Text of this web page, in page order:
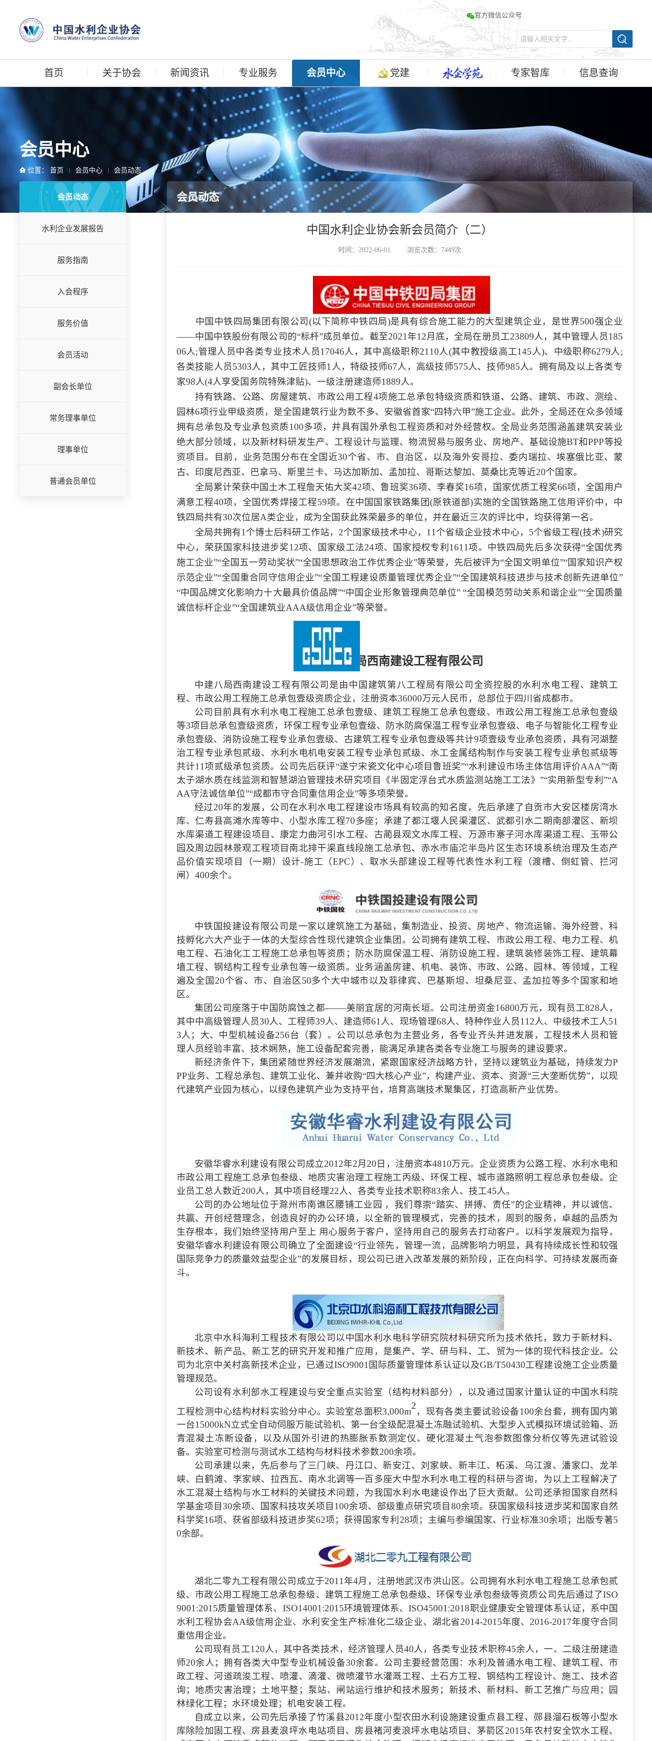
官方微信公众号
首页 关于协会 新闻资讯 专业服务 会员中心 党建 专家智库 信息查询
会员中心
位置： 首页 会员中心 会员动态
会员动态
水利企业发展报告
服务指南
入会程序
服务价值
会员活动
副会长单位
常务理事单位
理事单位
普通会员单位
会员动态
中国水利企业协会新会员简介（二）
时间：2022-06-01 浏览次数：7449次
中国中铁四局集团有限公司(以下简称中铁四局)是具有综合施工能力的大型建筑企业，是世界500强企业
——中国中铁股份有限公司的“标杆”成员单位。截至2021年12月底，全局在册员工23809人，其中管理人员185
06人;管理人员中各类专业技术人员17046人，其中高级职称2110人(其中教授级高工145人)、中级职称6279人;
各类技能人员5303人，其中工匠技师1人，特级技师67人，高级技师575人、技师985人。拥有局及以上各类专
家98人(4人享受国务院特殊津贴)、一级注册建造师1889人。
持有铁路、公路、房屋建筑、市政公用工程4项施工总承包特级资质和铁道、公路、建筑、市政、测绘、
园林6项行业甲级资质，是全国建筑行业为数不多、安徽省首家“四特六甲”施工企业。此外，全局还在众多领域
拥有总承包及专业承包资质100多项，并具有国外承包工程资质和对外经营权。全局业务范围涵盖建筑安装业
绝大部分领域，以及新材料研发生产、工程设计与监理、物流贸易与服务业、房地产、基础设施BT和PPP等投
资项目。目前，业务范围分布在全国近30个省、市、自治区，以及海外安哥拉、委内瑞拉、埃塞俄比亚、蒙
古、印度尼西亚、巴拿马、斯里兰卡、马达加斯加、孟加拉、哥斯达黎加、莫桑比克等近20个国家。
全局累计荣获中国土木工程詹天佑大奖42项、鲁班奖36项、李春奖16项，国家优质工程奖66项，全国用户
满意工程40项，全国优秀焊接工程59项。在中国国家铁路集团(原铁道部)实施的全国铁路施工信用评价中，中
铁四局共有30次位居A类企业，成为全国获此殊荣最多的单位，并在最近三次的评比中，均获得第一名。
全局共拥有1个博士后科研工作站，2个国家级技术中心，11个省级企业技术中心，5个省级工程(技术)研究
中心，荣获国家科技进步奖12项、国家级工法24项、国家授权专利1611项。中铁四局先后多次获得“全国优秀
施工企业”“全国五一劳动奖状”“全国思想政治工作优秀企业”等荣誉，先后被评为“全国文明单位”“国家知识产权
示范企业”“全国重合同守信用企业”“全国工程建设质量管理优秀企业”“全国建筑科技进步与技术创新先进单位”
“中国品牌文化影响力十大最具价值品牌”“中国企业形象管理典范单位” “全国模范劳动关系和谐企业”“全国质量
诚信标杆企业”“全国建筑业AAA级信用企业”等荣誉。
中建八局西南建设工程有限公司
中建八局西南建设工程有限公司是由中国建筑第八工程局有限公司全资控股的水利水电工程、建筑工
程、市政公用工程施工总承包壹级资质企业，注册资本36000万元人民币，总部位于四川省成都市。
公司目前具有水利水电工程施工总承包壹级、建筑工程施工总承包壹级、市政公用工程施工总承包壹级
等3项目总承包壹级资质，环保工程专业承包壹级、防水防腐保温工程专业承包壹级、电子与智能化工程专业
承包壹级、消防设施工程专业承包壹级、古建筑工程专业承包壹级等共计9项壹级专业承包资质，具有河湖整
治工程专业承包贰级、水利水电机电安装工程专业承包贰级、水工金属结构制作与安装工程专业承包贰级等
共计11项贰级承包资质。公司先后获评“遂宁宋瓷文化中心项目鲁班奖”“水利建设市场主体信用评价AAA”“南
太子湖水质在线监测和智慧湖泊管理技术研究项目《半固定浮台式水质监测站施工工法》 ”“实用新型专利”“A
AA守法诚信单位”“成都市守合同重信用企业”等多项荣誉。
经过20年的发展，公司在水利水电工程建设市场具有较高的知名度，先后承建了自贡市大安区楼房湾水
库、仁寿县高滩水库等中、小型水库工程70多座；承建了都江堰人民渠灌区、武都引水二期南部灌区、新坝
水库渠道工程建设项目、康定力曲河引水工程、古蔺县观文水库工程、万源市寨子河水库渠道工程、玉带公
园及周边园林景观工程项目南北排干渠直线段施工总承包、赤水市庙沱半岛片区生态环境系统治理及生态产
品价值实现项目（一期）设计-施工（EPC）、取水头部建设工程等代表性水利工程（渡槽、倒虹管、拦河
闸）400余个。
中铁国投建设有限公司是一家以建筑施工为基础，集制造业、投资、房地产、物流运输、海外经营、科
技孵化六大产业于一体的大型综合性现代建筑企业集团。公司拥有建筑工程、市政公用工程、电力工程、机
电工程、石油化工工程施工总承包等资质；防水防腐保温工程、消防设施工程、建筑装修装饰工程、建筑幕
墙工程、钢结构工程专业承包等一级资质。业务涵盖房建、机电、装饰、市政、公路、园林、等领域，工程
遍及全国 20个省、市、自治区50多个大中城市以及菲律宾、巴基斯坦、坦桑尼亚、孟加拉等多个国家和地
区。
集团公司座落于中国防腐蚀之都-——美丽宜居的河南长垣。公司注册资金16800万元，现有员工828人，
其中中高级管理人员30人、工程师39人、建造师61人、现场管理68人、特种作业人员112人、中级技术工人51
3人；大、中型机械设备256台（套）。公司以总承包为主营业务，各专业齐头并进发展，工程技术人员和管
理人员经验丰富、技术娴熟，施工设备配套完善，能满足承建各类各专业施工与服务的建设要求。
新经济条件下，集团紧随世界经济发展潮流，紧跟国家经济战略方针，坚持以建筑业为基础，持续发力P
PP业务、工程总承包、建筑工业化、兼并收购“四大核心产业”，构建产业、资本、资源“三大垄断优势”，以现
代建筑产业园为核心，以绿色建筑产业为支持平台，培育高端技术聚集区，打造高新产业优势。
安徽华睿水利建设有限公司成立2012年2月20日，注册资本4810万元。企业资质为公路工程、水利水电和
市政公用工程施工总承包叁级、地质灾害治理工程施工丙级、环保工程、城市道路照明工程总承包叁级。企
业员工总人数近200人，其中项目经理22人、各类专业技术职称83余人、技工45人。
公司的办公地址位于滁州市南谯区腰铺工业园 ，我们尊崇“踏实、拼搏、责任”的企业精神，并以诚信、
共赢、开创经营理念，创造良好的办公环境，以全新的管理模式，完善的技术，周到的服务，卓越的品质为
生存根本，我们始终坚持用户至上 用心服务于客户，坚持用自己的服务去打动客户。以科学发展观为指导，
安徽华睿水利建设有限公司确立了全面建设“行业领先，管理一流，品牌影响力明显，具有持续成长性和较强
国际竞争力的质量效益型企业”的发展目标，现公司已进入改革发展的新阶段，正在向科学、可持续发展而奋
斗。
北京中水科海利工程技术有限公司以中国水利水电科学研究院材料研究所为技术依托，致力于新材料、
新技术、新产品、新工艺的研究开发和推广应用，是集产、学、研与科、工、贸为一体的现代科技企业。公
司为北京中关村高新技术企业，已通过ISO9001国际质量管理体系认证以及GB/T50430工程建设施工企业质量
管理规范。
公司设有水利部水工程建设与安全重点实验室（结构材料部分），以及通过国家计量认证的中国水科院
工程检测中心结构材料实验分中心。实验室总面积3,000m
2
，现有各类主要试验设备100余台套，拥有国内第
一台15000kN立式全自动伺服万能试验机、第一台全级配混凝土冻融试验机、大型步入式模拟环境试验箱、沥
青混凝土冻断设备，以及从国外引进的热膨胀系数测定仪、硬化混凝土气泡参数图像分析仪等先进试验设
备。实验室可检测与测试水工结构与材料技术参数200余项。
公司承建以来，先后参与了三门峡、丹江口、新安江、刘家峡、新丰江、柘溪、乌江渡、潘家口、龙羊
峡、白鹤滩、李家峡、拉西瓦、南水北调等一百多座大中型水利水电工程的科研与咨询，为以上工程解决了
水工混凝土结构与水工材料的关键技术问题，为我国水利水电建设作出了巨大贡献。公司还承担国家自然科
学基金项目 30余项、国家科技攻关项目100余项、部级重点研究项目80余项。获国家级科技进步奖和国家自然
科学奖16项、获省部级科技进步奖62项；获得国家专利28项；主编与参编国家、行业标准30余项；出版专著5
0余部。
湖北二零九工程有限公司成立于2011年4月，注册地武汉市洪山区。公司拥有水利水电工程施工总承包贰
级、市政公用工程施工总承包叁级、建筑工程施工总承包叁级、环保专业承包叁级等资质公司先后通过了ISO
9001:2015质量管理体系、ISO14001:2015环境管理体系、ISO45001:2018职业健康安全管理体系认证，系中国
水利工程协会AA级信用企业、水利安全生产标准化二级企业、湖北省2014-2015年度、2016-2017年度守合同
重信用企业。
公司现有员工120人，其中各类技术，经济管理人员40人，各类专业技术职称45余人，一、二级注册建造
师20余人；拥有各类大中型专业机械设备30余套。公司主要经营范围：水利及普通水电工程、建筑工程、市
政工程、河道疏浚工程、喷灌、滴灌、微喷灌节水灌溉工程、土石方工程、钢结构工程设计、施工、技术咨
询；地质灾害治理；土地平整；泵站、闸站运行维护和技术服务；新技术、新材料、新工艺推广与应用；园
林绿化工程；水环境处理；机电安装工程。
自成立以来，公司先后承接了竹溪县2012年度小型农田水利设施建设重点县工程、郧县溜石板等小型水
库除险加固工程、房县麦浪坪水电站项目、房县褚河麦浪坪水电站项目、茅箭区2015年农村安全饮水工程、